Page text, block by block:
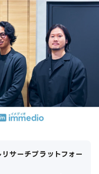
サーチプラットフォー